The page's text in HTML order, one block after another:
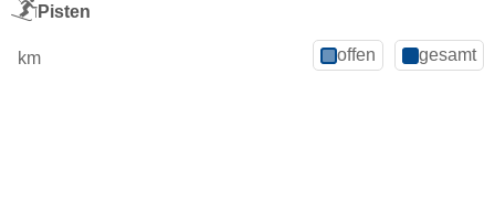
Pisten
km offen gesamt